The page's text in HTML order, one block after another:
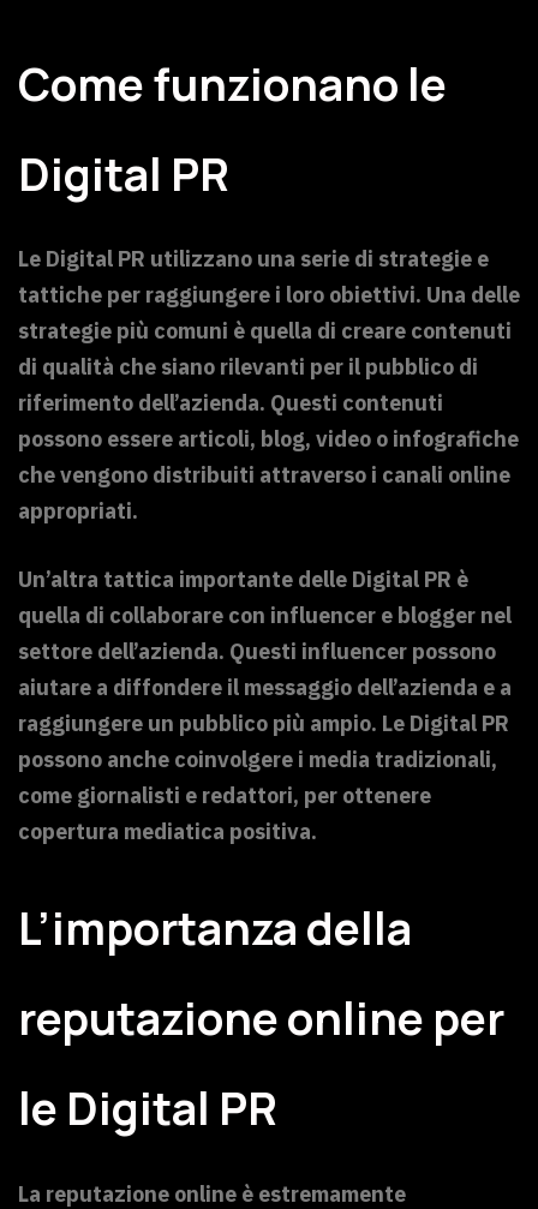
Come funzionano le
Digital PR
Le Digital PR utilizzano una serie di strategie e
tattiche per raggiungere i loro obiettivi. Una delle
strategie più comuni è quella di creare contenuti
di qualità che siano rilevanti per il pubblico di
riferimento dell’azienda. Questi contenuti
possono essere articoli, blog, video o infografiche
che vengono distribuiti attraverso i canali online
appropriati.
Un’altra tattica importante delle Digital PR è
quella di collaborare con influencer e blogger nel
settore dell’azienda. Questi influencer possono
aiutare a diffondere il messaggio dell’azienda e a
raggiungere un pubblico più ampio. Le Digital PR
possono anche coinvolgere i media tradizionali,
come giornalisti e redattori, per ottenere
copertura mediatica positiva.
L’importanza della
reputazione online per
le Digital PR
La reputazione online è estremamente